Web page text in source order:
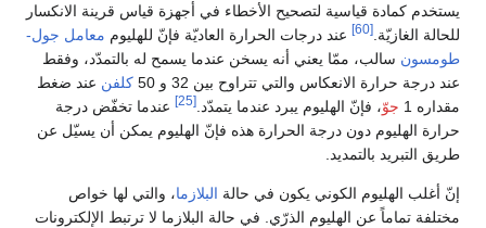
يستخدم كمادة قياسية لتصحيح الأخطاء في أجهزة قياس قرينة الانكسار
للحالة الغازيّة.[60] عند درجات الحرارة العاديّة فإنّ للهليوم معامل جول-
طومسون سالب، ممّا يعني أنه يسخن عندما يسمح له بالتمدّد، وفقط
عند درجة حرارة الانعكاس والتي تتراوح بين 32 و 50
كلفن عند ضغط
مقداره 1
جوّ، فإنّ الهليوم يبرد عندما يتمدّد.[25]
عندما تخفّض درجة
حرارة الهليوم دون درجة الحرارة هذه فإنّ الهليوم يمكن أن يسيّل عن
طريق التبريد بالتمديد.
إنّ أغلب الهليوم الكوني يكون في حالة البلازما، والتي لها خواص
مختلفة تماماً عن الهليوم الذرّي. في حالة البلازما لا ترتبط الإلكترونات